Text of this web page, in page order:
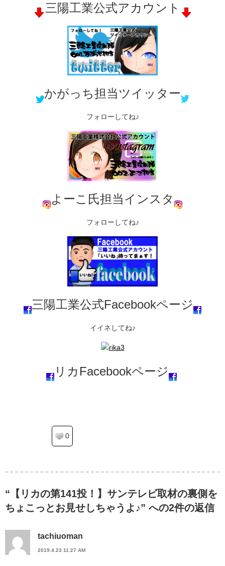
三陽工業公式アカウント
かがっち担当ツイッター
フォローしてね♪
よーこ氏担当インスタ
フォローしてね♪
三陽工業公式Facebookページ
イイネしてね♪
リカFacebookページ
0
“【リカの第141投！】サンテレビ取材の裏側を
ちょこっとお見せしちゃうよ♪” への2件の返信
tachiuoman
2019.4.23 11:27 AM